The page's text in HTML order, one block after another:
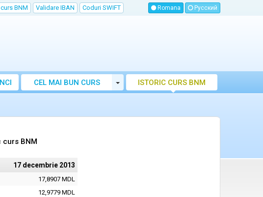
BNM Validare IBAN Coduri SWIFT Romana Русский
CEL MAI BUN CURS
VALUTAR MOLDOVA
Toggle Dropdown
ISTORIC CURS BNM
curs BNM
17 decembrie 2013
17,8907 MDL
12,9779 MDL